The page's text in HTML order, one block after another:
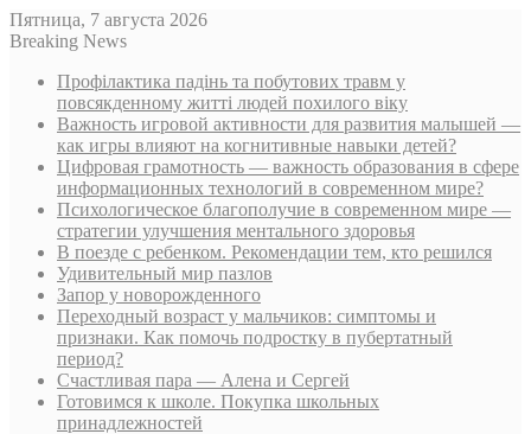
Пятница, 7 августа 2026
Breaking News
Профілактика падінь та побутових травм у
повсякденному житті людей похилого віку
Важность игровой активности для развития малышей —
как игры влияют на когнитивные навыки детей?
Цифровая грамотность — важность образования в сфере
информационных технологий в современном мире?
Психологическое благополучие в современном мире —
стратегии улучшения ментального здоровья
В поезде с ребенком. Рекомендации тем, кто решился
Удивительный мир пазлов
Запор у новорожденного
Переходный возраст у мальчиков: симптомы и
признаки. Как помочь подростку в пубертатный
период?
Счастливая пара — Алена и Сергей
Готовимся к школе. Покупка школьных
принадлежностей